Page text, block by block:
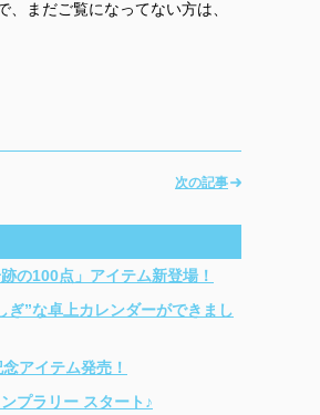
、まだご覧になってない方は、
次の記事
の100点」アイテム新登場！
ぎ”な卓上カレンダーができまし
アイテム発売！
プラリー スタート♪